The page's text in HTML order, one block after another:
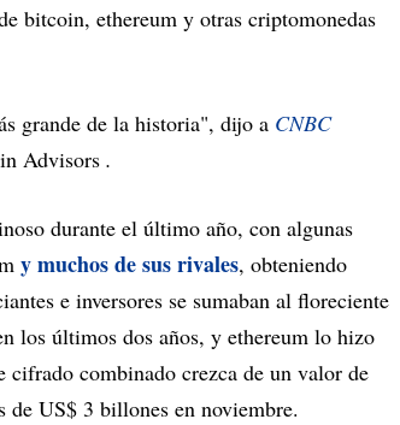
bitcoin, ethereum y otras criptomonedas
grande de la historia", dijo a CNBC
Advisors .
durante el último año, con algunas
y muchos de sus rivales, obteniendo
e inversores se sumaban al floreciente
los últimos dos años, y ethereum lo hizo
cifrado combinado crezca de un valor de
US$ 3 billones en noviembre.